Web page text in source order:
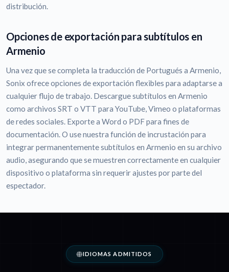
distribución.
Opciones de exportación para subtítulos en
Armenio
Una vez que se completa la traducción de Portugués a Armenio,
Sonix ofrece opciones de exportación flexibles para adaptarse a
cualquier flujo de trabajo. Descargue subtítulos en Armenio
como archivos SRT o VTT para YouTube, Vimeo o plataformas
de redes sociales. Exporte a Word o PDF para fines de
documentación. O use nuestra función de incrustación para
integrar permanentemente subtítulos en Armenio en su archivo
audio, asegurando que se muestren correctamente en cualquier
dispositivo o plataforma sin requerir ajustes por parte del
espectador.
IDIOMAS ADMITIDOS